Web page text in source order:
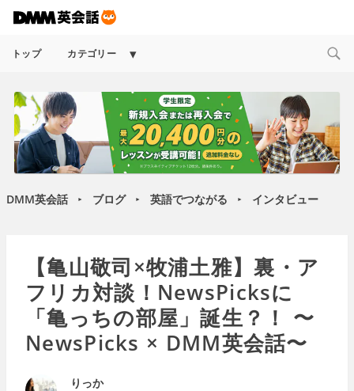
トップ カテゴリー
Expand
menu
DMM英会話 ► ブログ ► 英語でつながる ► インタビュー
【亀山敬司×牧浦土雅】裏・ア
フリカ対談！NewsPicksに
「亀っちの部屋」誕生？！ 〜
NewsPicks × DMM英会話〜
りっか